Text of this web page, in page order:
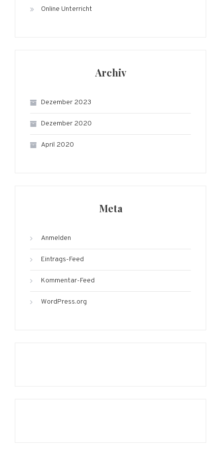
Online Unterricht
Archiv
Dezember 2023
Dezember 2020
April 2020
Meta
Anmelden
Eintrags-Feed
Kommentar-Feed
WordPress.org